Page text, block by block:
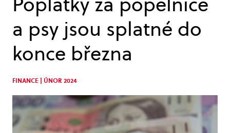
a psy jsou splatné do
konce března
FINANCE | ÚNOR 2024